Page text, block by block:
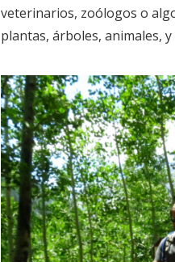
veterinarios, zoólogos o
plantas, árboles, animales,